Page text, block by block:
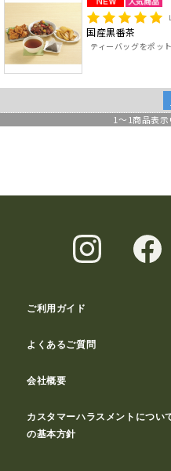
国産黒番茶
ティーバッグをポッ
1 ～ 1商品表示
ご利用ガイド
よくあるご質問
会社概要
カスタマーハラスメントについ
の基本方針